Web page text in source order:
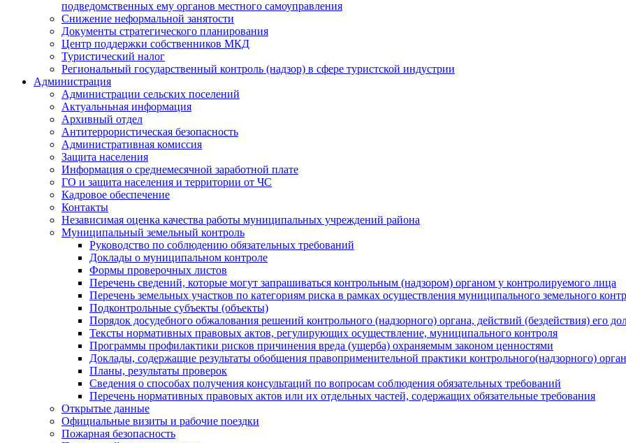
подведомственных ему органов местного самоуправления
Снижение неформальной занятости
Документы стратегического планирования
Центр поддержки собственников МКД
Туристический налог
Региональный государственный контроль (надзор) в сфере туристской индустрии
Администрация
Администрации сельских поселений
Актуальньная информация
Архивный отдел
Антитеррористическая безопасность
Административная комиссия
Защита населения
Информация о среднемесячной заработной плате
ГО и защита населения и территории от ЧС
Кадровое обеспечение
Контакты
Независимая оценка качества работы муниципальных учреждений района
Муниципальный земельный контроль
Руководство по соблюдению обязательных требований
Доклады о муниципальном контроле
Формы проверочных листов
Перечень сведений, которые могут запрашиваться контрольным (надзором) органом у контролируемого лица
Перечень земельных участков по категориям риска в рамках осуществления муниципального земельного
Подконтрольные субъекты (объекты)
Порядок досудебного обжалования решений контрольного (надзорного) органа, действий (бездействия) его
Тексты нормативных правовых актов, регулирующих осуществление, муниципального контроля
Программы профилактики рисков причинения вреда (ущерба) охраняемым законом ценностями
Доклады, содержащие результаты обобщения правоприменительной практики контрольного(надзорного)
Планы, результаты проверок
Сведения о способах получения консультаций по вопросам соблюдения обязательных требований
Перечень нормативных правовых актов или их отдельных частей, содержащих обязательные требования
Открытые данные
Официальные визиты и рабочие поездки
Пожарная безопасность